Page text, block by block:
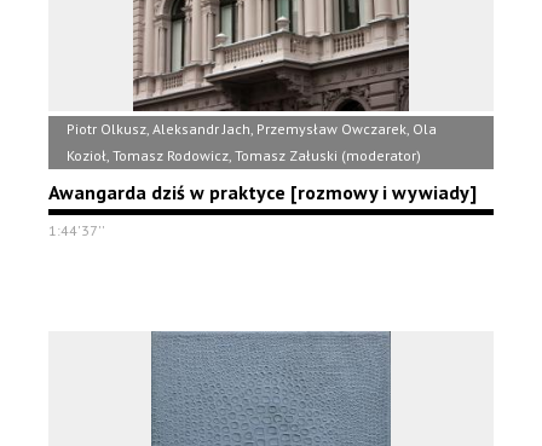
Piotr Olkusz, Aleksandr Jach, Przemysław Owczarek, Ola
Kozioł, Tomasz Rodowicz, Tomasz Załuski (moderator)
Awangarda dziś w praktyce [rozmowy i wywiady]
1:44'37''